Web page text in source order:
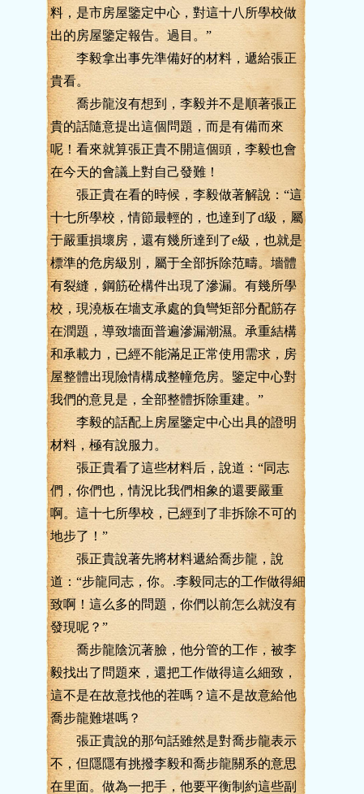
料，是市房屋鑒定中心，對這十八所學校做
出的房屋鑒定報告。過目。”
李毅拿出事先準備好的材料，遞給張正
貴看。
喬步龍沒有想到，李毅并不是順著張正
貴的話隨意提出這個問題，而是有備而來
呢！看來就算張正貴不開這個頭，李毅也會
在今天的會議上對自己發難！
張正貴在看的時候，李毅做著解說：“這
十七所學校，情節最輕的，也達到了d級，屬
于嚴重損壞房，還有幾所達到了e級，也就是
標準的危房級別，屬于全部拆除范疇。墻體
有裂縫，鋼筋砼構件出現了滲漏。有幾所學
校，現澆板在墻支承處的負彎矩部分配筋存
在潤題，導致墻面普遍滲漏潮濕。承重結構
和承載力，已經不能滿足正常使用需求，房
屋整體出現險情構成整幢危房。鑒定中心對
我們的意見是，全部整體拆除重建。”
李毅的話配上房屋鑒定中心出具的證明
材料，極有說服力。
張正貴看了這些材料后，說道：“同志
們，你們也，情況比我們相象的還要嚴重
啊。這十七所學校，已經到了非拆除不可的
地步了！”
張正貴說著先將材料遞給喬步龍，說
道：“步龍同志，你。.李毅同志的工作做得細
致啊！這么多的問題，你們以前怎么就沒有
發現呢？”
喬步龍陰沉著臉，他分管的工作，被李
毅找出了問題來，還把工作做得這么細致，
這不是在故意找他的茬嗎？這不是故意給他
喬步龍難堪嗎？
張正貴說的那句話雖然是對喬步龍表示
不，但隱隱有挑撥李毅和喬步龍關系的意思
在里面。做為一把手，他要平衡制約這些副